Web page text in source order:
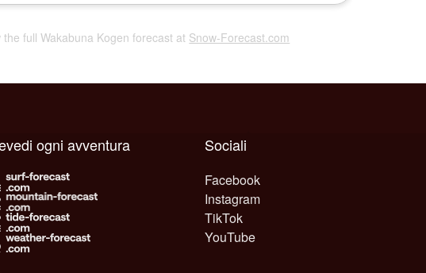
the full Wakabuna Kogen forecast at Snow-Forecast.com
Sociali
Facebook
Instagram
TikTok
YouTube
ogni avventura